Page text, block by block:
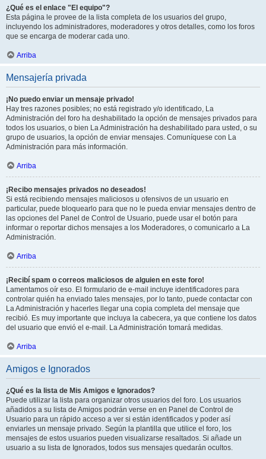
¿Qué es el enlace "El equipo"?
Esta página le provee de la lista completa de los usuarios del grupo,
incluyendo los administradores, moderadores y otros detalles, como los foros
que se encarga de moderar cada uno.
Arriba
Mensajería privada
¡No puedo enviar un mensaje privado!
Hay tres razones posibles; no está registrado y/o identificado, La
Administración del foro ha deshabilitado la opción de mensajes privados para
todos los usuarios, o bien La Administración ha deshabilitado para usted, o su
grupo de usuarios, la opción de enviar mensajes. Comuníquese con La
Administración para más información.
Arriba
¡Recibo mensajes privados no deseados!
Si está recibiendo mensajes maliciosos u ofensivos de un usuario en
particular, puede bloquearlo para que no le pueda enviar mensajes dentro de
las opciones del Panel de Control de Usuario, puede usar el botón para
informar o reportar dichos mensajes a los Moderadores, o comunicarlo a La
Administración.
Arriba
¡Recibí spam o correos maliciosos de alguien en este foro!
Lamentamos oír eso. El formulario de e-mail incluye identificadores para
controlar quién ha enviado tales mensajes, por lo tanto, puede contactar con
La Administración y hacerles llegar una copia completa del mensaje que
recibió. Es muy importante que incluya la cabecera, ya que contiene los datos
del usuario que envió el e-mail. La Administración tomará medidas.
Arriba
Amigos e Ignorados
¿Qué es la lista de Mis Amigos e Ignorados?
Puede utilizar la lista para organizar otros usuarios del foro. Los usuarios
añadidos a su lista de Amigos podrán verse en en Panel de Control de
Usuario para un rápido acceso a ver si están identificados y poder así
enviarles un mensaje privado. Según la plantilla que utilice el foro, los
mensajes de estos usuarios pueden visualizarse resaltados. Si añade un
usuario a su lista de Ignorados, todos sus mensajes quedarán ocultos.